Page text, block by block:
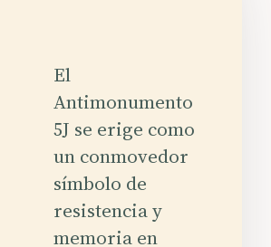
El
Antimonumento
5J se erige como
un conmovedor
símbolo de
resistencia y
memoria en